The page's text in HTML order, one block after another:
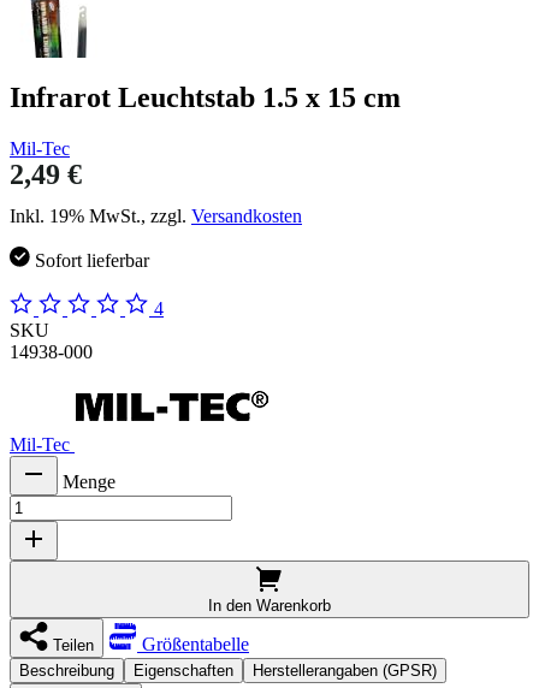
Infrarot Leuchtstab 1.5 x 15 cm
Mil-Tec
2,49 €
Inkl. 19% MwSt., zzgl. Versandkosten
Sofort lieferbar
4
SKU
14938-000
Mil-Tec
Menge
In den Warenkorb
Teilen Größentabelle
Beschreibung Eigenschaften
Herstellerangaben (GPSR)